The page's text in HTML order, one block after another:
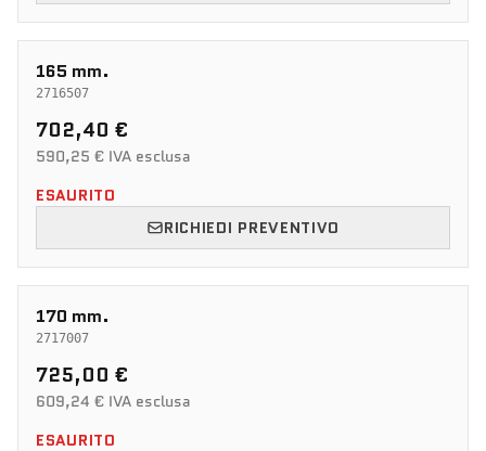
165 mm.
2716507
702,40 €
590,25 € IVA esclusa
ESAURITO
RICHIEDI PREVENTIVO
170 mm.
2717007
725,00 €
609,24 € IVA esclusa
ESAURITO